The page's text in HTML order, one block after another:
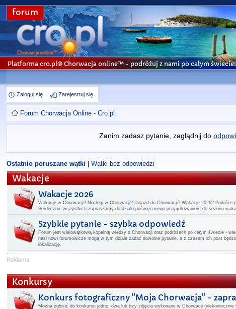
forum
Platforma cro.pl© Chorwacja online™ - podróżuj z nami po całym
Zaloguj się Zarejestruj się
Forum Chorwacja Online - Cro.pl
Zanim zadasz pytanie, zaglądnij do
Ostatnio poruszane wątki |Wątki bez odpowiedzi
Wakacje
Wakacje 2026
Wakacje w Chorwacji? Noclegi w Chorwacji? Dojazd do Chorwacji? Wakacje 2026? Podróże
Serdecznie wszystkich zapraszamy do działu poświęconego przygotowaniom do sezonu
Szybkie pytanie - szybka odpowiedź
Forum jest wielowątkową kopalnią wiedzy o Chorwacji oraz podróżach po całym świecie -
nasi nowi forumowicze mogą w tym dziale zadać dowolne pytanie, a z czasem ich post
lokalizację.
Konkursy
Konkurs fotograficzny "Moja Chorwacja" -
Można zgłosić do konkursu jedno, dwa lub trzy zdjęcia wykonane w Chorwacji